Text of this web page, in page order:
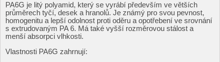
PA6G je litý polyamid, který se vyrábí především ve větších
průměrech tyčí, desek a hranolů. Je známý pro svou pevnost,
homogenitu a lepší odolnost proti oděru a opotřebení ve srovnání
s extrudovaným PA 6. Má také vyšší rozměrovou stálost a
menší absorpci vlhkosti.
Vlastnosti PA6G zahrnují: